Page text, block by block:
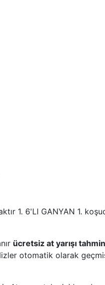
1. 6'LI GANYAN 1.
ücretsiz at yarışı
otomatik olarak